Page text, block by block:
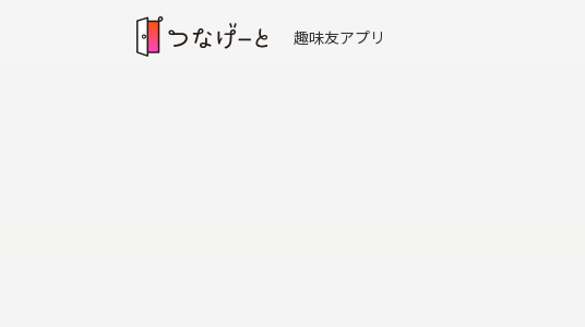
趣味友アプリ